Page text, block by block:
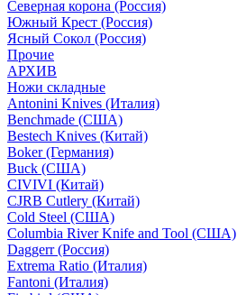
Северная корона (Россия)
Южный Крест (Россия)
Ясный Сокол (Россия)
Прочие
АРХИВ
Ножи складные
Antonini Knives (Италия)
Benchmade (США)
Bestech Knives (Китай)
Boker (Германия)
Buck (США)
CIVIVI (Китай)
CJRB Cutlery (Китай)
Cold Steel (США)
Columbia River Knife and Tool (США)
Daggerr (Россия)
Extrema Ratio (Италия)
Fantoni (Италия)